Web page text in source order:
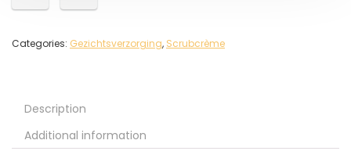
Categories: Gezichtsverzorging, Scrubcrème
Description
Additional information